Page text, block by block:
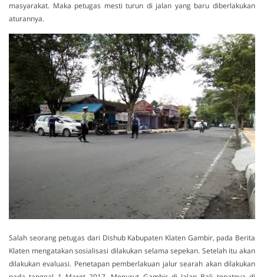
masyarakat. Maka petugas mesti turun di jalan yang baru diberlakukan
aturannya.
Salah seorang petugas dari Dishub Kabupaten Klaten Gambir, pada Berita
Klaten mengatakan sosialisasi dilakukan selama sepekan. Setelah itu akan
dilakukan evaluasi. Penetapan pemberlakuan jalur searah akan dilakukan